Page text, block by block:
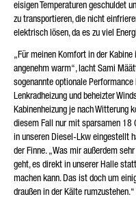
eisigen Temperaturen geschuldet
zu transportieren, die nicht
elektrisch lösen, da es zu viel
„Für meinen Komfort in der
angenehm warm“, lacht Sami
sogenannte optionale
Lenkradheizung und beheizter
Kabinenheizung je nach Witterung
diesem Fall nur mit sparsamen 18
in unseren Diesel-Lkw eingestellt
der Finne. „Was mir außerdem
geht, es direkt in unserer Halle
machen kann. Das ist doch um
draußen in der Kälte rumzustehen.“